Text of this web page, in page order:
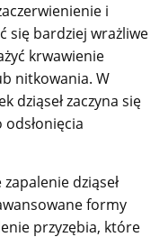
i
się bardziej wrażliwe
krwawienie
nitkowania. W
dziąseł zaczyna się
odsłonięcia
dziąseł
formy
przyzębia, które